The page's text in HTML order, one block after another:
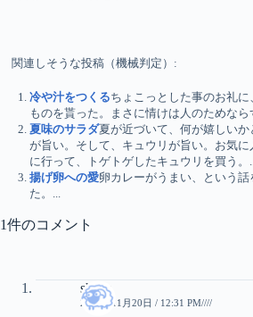
関連しそうな投稿（機械判定）:
冷や汁をつくるちょこっとした事のお礼
ものを貰った。まさに情けは人のためなら
夏味のサラダ夏が近づいて、何が嬉しいか
が旨い。そして、キュウリが旨い。お気に
に行って、トゲトゲしたキュウリを買う。...
揚げ卵への愛卵カレーがうまい、という
た。...
1件のコメント
sheep
2010年11月20日 / 12:31 PM////